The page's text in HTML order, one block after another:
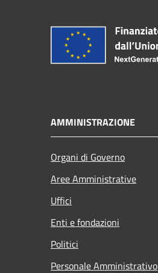
AMMINISTRAZIONE
Organi di Governo
Aree Amministrative
Uffici
Enti e fondazioni
Politici
Personale Amministrativo